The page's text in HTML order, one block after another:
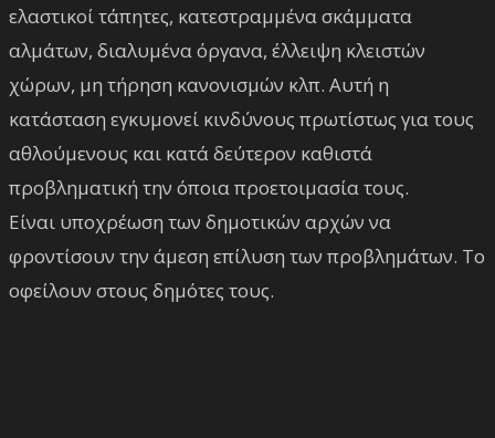
ελαστικοί τάπητες, κατεστραμμένα σκάμματα
αλμάτων, διαλυμένα όργανα, έλλειψη κλειστών
χώρων, μη τήρηση κανονισμών κλπ. Αυτή η
κατάσταση εγκυμονεί κινδύνους πρωτίστως για τους
αθλούμενους και κατά δεύτερον καθιστά
προβληματική την όποια προετοιμασία τους.
Είναι υποχρέωση των δημοτικών αρχών να
φροντίσουν την άμεση επίλυση των προβλημάτων. Το
οφείλουν στους δημότες τους.